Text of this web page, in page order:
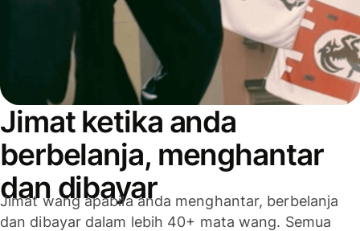
Jimat ketika anda
berbelanja, menghantar
dan dibayar
Jimat wang apabila anda menghantar, berbelanja
dan dibayar dalam lebih 40+ mata wang. Semua